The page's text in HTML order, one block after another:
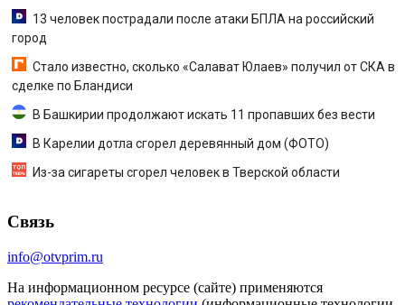
13 человек пострадали после атаки БПЛА на российский
город
Стало известно, сколько «Салават Юлаев» получил от СКА в
сделке по Бландиси
В Башкирии продолжают искать 11 пропавших без вести
В Карелии дотла сгорел деревянный дом (ФОТО)
Из-за сигареты сгорел человек в Тверской области
Связь
info@otvprim.ru
На информационном ресурсе (сайте) применяются